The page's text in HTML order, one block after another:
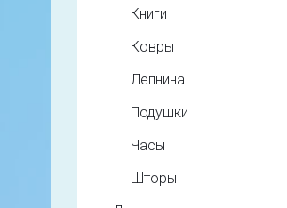
Книги
Ковры
Лепнина
Подушки
Часы
Шторы